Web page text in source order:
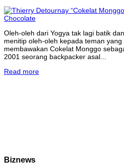
Oleh-oleh dari Yogya tak lagi batik
menitip oleh-oleh kepada teman
membawakan Cokelat Monggo
2001 seorang backpacker asal...
Read more
Biznews